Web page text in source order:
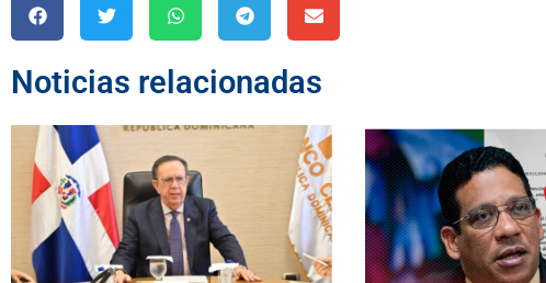
Noticias relacionadas